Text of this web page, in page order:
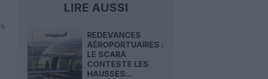
LIRE AUSSI
REDEVANCES
AÉROPORTUAIRES :
LE SCARA
CONTESTE LES
HAUSSES...